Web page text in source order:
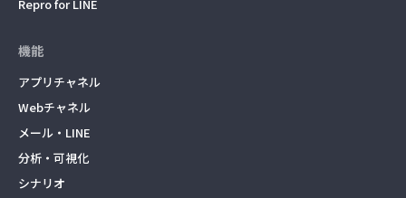
Repro for LINE
機能
アプリチャネル
Webチャネル
メール・LINE
分析・可視化
シナリオ